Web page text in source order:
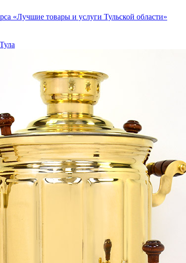
«Лучшие товары и услуги Тульской области»